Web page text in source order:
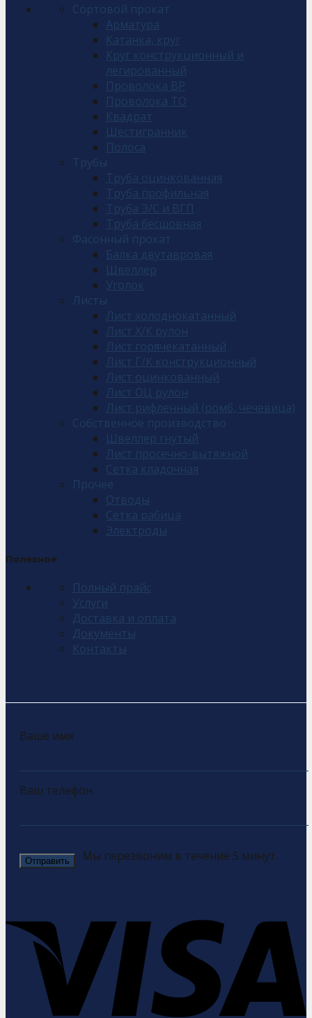
Сортовой прокат
Арматура
Катанка, круг
Круг конструкционный и
легированный
Проволока ВР
Проволока ТО
Квадрат
Шестигранник
Полоса
Трубы
Труба оцинкованная
Труба профильная
Труба Э/С и ВГП
Труба бесшовная
Фасонный прокат
Балка двутавровая
Швеллер
Уголок
Листы
Лист холоднокатанный
Лист Х/К рулон
Лист горячекатанный
Лист Г/К конструкционный
Лист оцинкованный
Лист ОЦ рулон
Лист рифленный (ромб, чечевица)
Собственное производство
Швеллер гнутый
Лист просечно-вытяжной
Сетка кладочная
Прочее
Отводы
Сетка рабица
Электроды
Полезное
Полный прайс
Услуги
Доставка и оплата
Документы
Контакты
Ваше имя
Ваш телефон
Мы перезвоним в течение 5 минут.